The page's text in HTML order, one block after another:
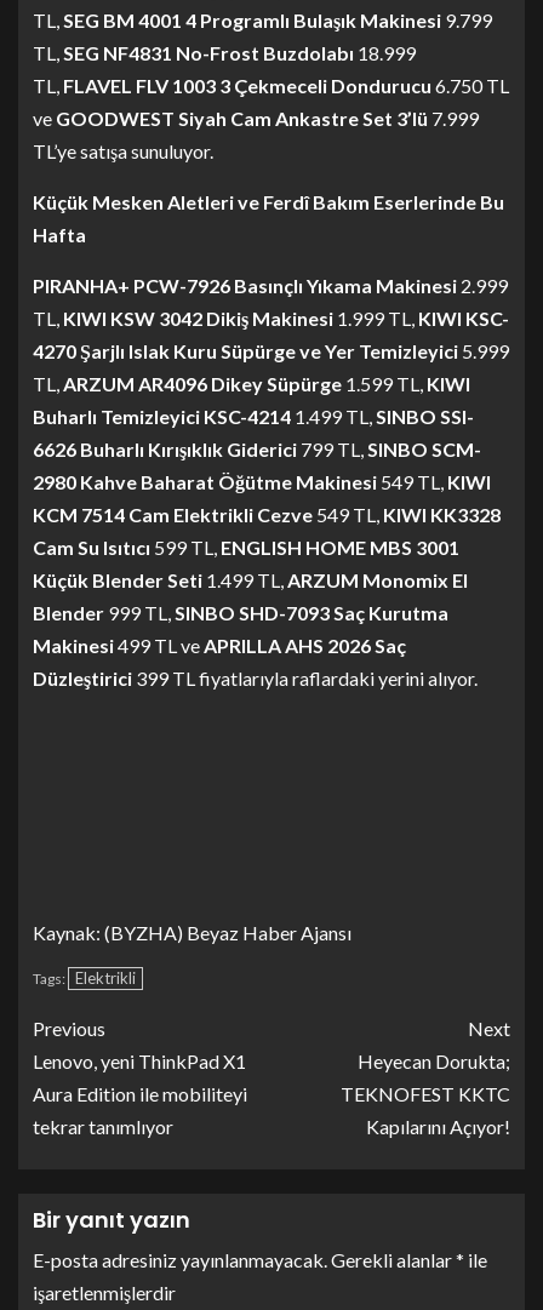
TL, SEG BM 4001 4 Programlı Bulaşık Makinesi 9.799
TL, SEG NF4831 No-Frost Buzdolabı 18.999
TL, FLAVEL FLV 1003 3 Çekmeceli Dondurucu 6.750 TL
ve GOODWEST Siyah Cam Ankastre Set 3’lü 7.999
TL’ye satışa sunuluyor.
Küçük Mesken Aletleri ve Ferdî Bakım Eserlerinde Bu
Hafta
PIRANHA+ PCW-7926 Basınçlı Yıkama Makinesi 2.999
TL, KIWI KSW 3042 Dikiş Makinesi 1.999 TL, KIWI KSC-
4270 Şarjlı Islak Kuru Süpürge ve Yer Temizleyici 5.999
TL, ARZUM AR4096 Dikey Süpürge 1.599 TL, KIWI
Buharlı Temizleyici KSC-4214 1.499 TL, SINBO SSI-
6626 Buharlı Kırışıklık Giderici 799 TL, SINBO SCM-
2980 Kahve Baharat Öğütme Makinesi 549 TL, KIWI
KCM 7514 Cam Elektrikli Cezve 549 TL, KIWI KK3328
Cam Su Isıtıcı 599 TL, ENGLISH HOME MBS 3001
Küçük Blender Seti 1.499 TL, ARZUM Monomix El
Blender 999 TL, SINBO SHD-7093 Saç Kurutma
Makinesi499 TL ve APRILLA AHS 2026 Saç
Düzleştirici 399 TL fiyatlarıyla raflardaki yerini alıyor.
Kaynak: (BYZHA) Beyaz Haber Ajansı
Tags: Elektrikli
Previous
Lenovo, yeni ThinkPad X1
Aura Edition ile mobiliteyi
tekrar tanımlıyor
Next
Heyecan Dorukta;
TEKNOFEST KKTC
Kapılarını Açıyor!
Bir yanıt yazın
E-posta adresiniz yayınlanmayacak. Gerekli alanlar* ile
işaretlenmişlerdir